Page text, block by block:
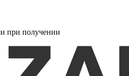
при получении